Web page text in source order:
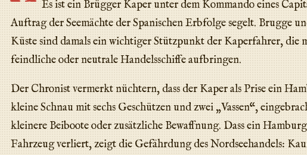
Es ist ein Brügger Kaper unter dem Kommando eines
Auftrag der Seemächte der Spanischen Erbfolge segelt. Brugge
Küste sind damals ein wichtiger Stützpunkt der Kaperfahrer, die
feindliche oder neutrale Handelsschiffe aufbringen.
Der Chronist vermerkt nüchtern, dass der Kaper als Prise ein
kleine Schnau mit sechs Geschützen und zwei „Vassen“,
kleinere Beiboote oder zusätzliche Bewaffnung. Dass ein
Fahrzeug verliert, zeigt die Gefährdung des Nordseehandels: